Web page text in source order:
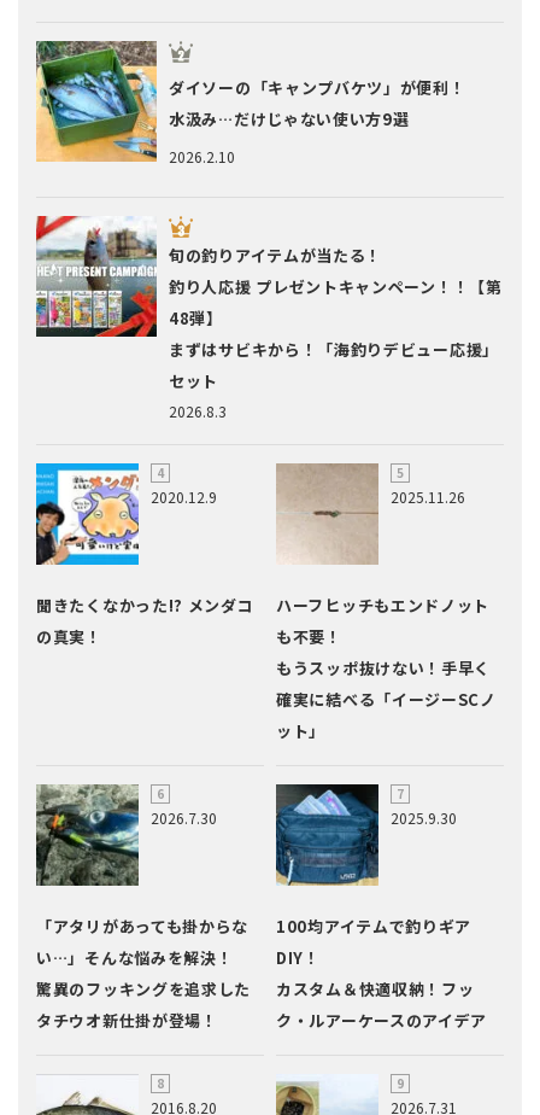
2026.2.10
ダイソーの「キャンプバケツ」が便利！
水汲み…だけじゃない使い方9選
2026.8.3
旬の釣りアイテムが当たる！
釣り人応援 プレゼントキャンペーン！！【第
48弾】
まずはサビキから！「海釣りデビュー応援」
セット
2020.12.9
聞きたくなかった!? メンダコ
の真実！
2025.11.26
ハーフヒッチもエンドノット
も不要！
もうスッポ抜けない！手早く
確実に結べる「イージーSCノ
ット」
2026.7.30
「アタリがあっても掛からな
い…」そんな悩みを解決！
驚異のフッキングを追求した
タチウオ新仕掛が登場！
2025.9.30
100均アイテムで釣りギア
DIY！
カスタム＆快適収納！フッ
ク・ルアーケースのアイデア
2016.8.20 2026.7.31